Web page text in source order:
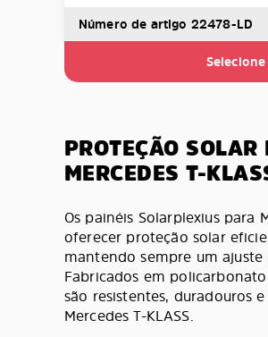
Número de artigo 22478-LD
Selecione
PROTEÇÃO
MERCEDES T-
Os painéis Solarplexius para
oferecer proteção solar
mantendo sempre um
Fabricados em
são resistentes, duradouros
Mercedes T-KLASS.